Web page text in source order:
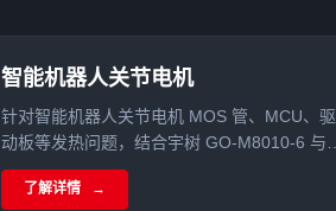
智能机器人关节电机
针对智能机器人关节电机 MOS 管、MCU、驱
动板等发热问题，结合宇树 GO-M8010-6 与
差云控 eRob70 拆解案例，分析导热硅胶片、
单组份导热凝胶、导热泥在关节电机散热中的
了解详情